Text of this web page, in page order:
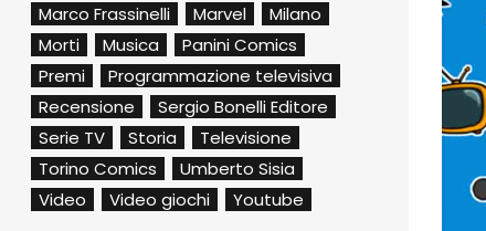
Marco Frassinelli
Marvel
Milano
Morti
Musica
Panini Comics
Premi
Programmazione televisiva
Recensione
Sergio Bonelli Editore
Serie TV
Storia
Televisione
Torino Comics
Umberto Sisia
Video
Video giochi Youtube